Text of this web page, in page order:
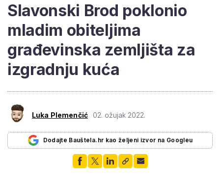
Slavonski Brod poklonio
mladim obiteljima
građevinska zemljišta za
izgradnju kuća
Luka Plemenčić 02. ožujak 2022.
Dodajte Bauštela.hr kao željeni izvor na Googleu